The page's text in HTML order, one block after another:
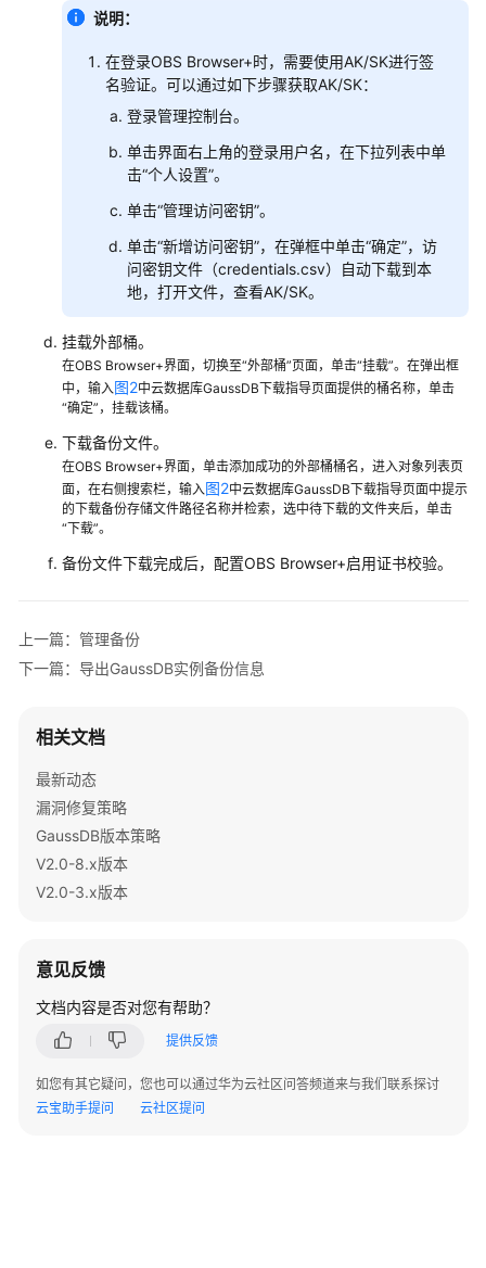
GaussDB
库
实
管
理
变
实
版
本
本
升
级
插
数
据
备
份
说明：
在登录OBS Browser+时，需要使用AK/SK进行签
名验证。可以通过如下步骤获取AK/SK：
登录管理控制台。
单击界面右上角的登录用户名，在下拉列表中单
击“个人设置”。
单击“管理访问密钥”。
单击“新增访问密钥”，在弹框中单击“确定”，访
问密钥文件（credentials.csv）自动下载到本
地，打开文件，查看AK/SK。
挂载外部桶。
在OBS Browser+界面，切换至“外部桶”页面，单击“挂载”。在弹出框
中，输入图2中云数据库GaussDB下载指导页面提供的桶名称，单击
“确定”，挂载该桶。
下载备份文件。
在OBS Browser+界面，单击添加成功的外部桶桶名，进入对象列表页
面，在右侧搜索栏，输入图2中云数据库GaussDB下载指导页面中提示
的下载备份存储文件路径名称并检索，选中待下载的文件夹后，单击
“下载”。
备份文件下载完成后，配置OBS Browser+启用证书校验。
上一篇：管理备份
下一篇：导出GaussDB实例备份信息
相关文档
最新动态
漏洞修复策略
GaussDB版本策略
V2.0-8.x版本
V2.0-3.x版本
意见反馈
文档内容是否对您有帮助？
提供反馈
如您有其它疑问，您也可以通过华为云社区问答频道来与我们联系探讨
云宝助手提问
云社区提问